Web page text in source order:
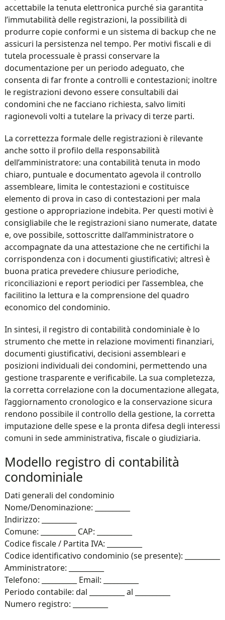
accettabile la tenuta elettronica purché sia garantita
l’immutabilità delle registrazioni, la possibilità di
produrre copie conformi e un sistema di backup che ne
assicuri la persistenza nel tempo. Per motivi fiscali e di
tutela processuale è prassi conservare la
documentazione per un periodo adeguato, che
consenta di far fronte a controlli e contestazioni; inoltre
le registrazioni devono essere consultabili dai
condomini che ne facciano richiesta, salvo limiti
ragionevoli volti a tutelare la privacy di terze parti.
La correttezza formale delle registrazioni è rilevante
anche sotto il profilo della responsabilità
dell’amministratore: una contabilità tenuta in modo
chiaro, puntuale e documentato agevola il controllo
assembleare, limita le contestazioni e costituisce
elemento di prova in caso di contestazioni per mala
gestione o appropriazione indebita. Per questi motivi è
consigliabile che le registrazioni siano numerate, datate
e, ove possibile, sottoscritte dall’amministratore o
accompagnate da una attestazione che ne certifichi la
corrispondenza con i documenti giustificativi; altresì è
buona pratica prevedere chiusure periodiche,
riconciliazioni e report periodici per l’assemblea, che
facilitino la lettura e la comprensione del quadro
economico del condominio.
In sintesi, il registro di contabilità condominiale è lo
strumento che mette in relazione movimenti finanziari,
documenti giustificativi, decisioni assembleari e
posizioni individuali dei condomini, permettendo una
gestione trasparente e verificabile. La sua completezza,
la corretta correlazione con la documentazione allegata,
l’aggiornamento cronologico e la conservazione sicura
rendono possibile il controllo della gestione, la corretta
imputazione delle spese e la pronta difesa degli interessi
comuni in sede amministrativa, fiscale o giudiziaria.
Modello registro di contabilità
condominiale
Dati generali del condominio
Nome/Denominazione: __________
Indirizzo: __________
Comune: __________ CAP: __________
Codice fiscale / Partita IVA: __________
Codice identificativo condominio (se presente): __________
Amministratore: __________
Telefono: __________ Email: __________
Periodo contabile: dal __________ al __________
Numero registro: __________